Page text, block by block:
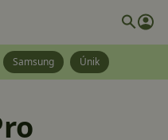
Samsung Únik